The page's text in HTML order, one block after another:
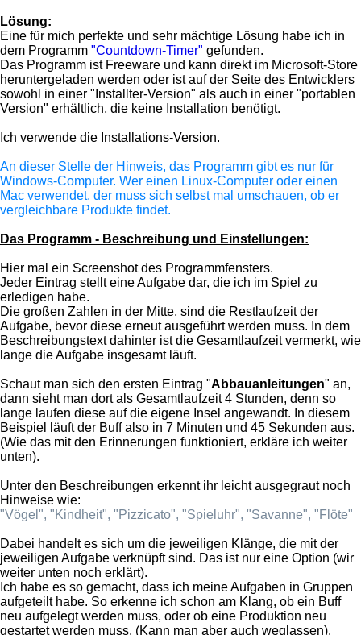
Lösung:
Eine für mich perfekte und sehr mächtige Lösung habe ich in
dem Programm "Countdown-Timer" gefunden.
Das Programm ist Freeware und kann direkt im Microsoft-Store
heruntergeladen werden oder ist auf der Seite des Entwicklers
sowohl in einer "Installter-Version" als auch in einer "portablen
Version" erhältlich, die keine Installation benötigt.
Ich verwende die Installations-Version.
An dieser Stelle der Hinweis, das Programm gibt es nur für
Windows-Computer. Wer einen Linux-Computer oder einen
Mac verwendet, der muss sich selbst mal umschauen, ob er
vergleichbare Produkte findet.
Das Programm - Beschreibung und Einstellungen:
Hier mal ein Screenshot des Programmfensters.
Jeder Eintrag stellt eine Aufgabe dar, die ich im Spiel zu
erledigen habe.
Die großen Zahlen in der Mitte, sind die Restlaufzeit der
Aufgabe, bevor diese erneut ausgeführt werden muss. In dem
Beschreibungstext dahinter ist die Gesamtlaufzeit vermerkt, wie
lange die Aufgabe insgesamt läuft.
Schaut man sich den ersten Eintrag "Abbauanleitungen" an,
dann sieht man dort als Gesamtlaufzeit 4 Stunden, denn so
lange laufen diese auf die eigene Insel angewandt. In diesem
Beispiel läuft der Buff also in 7 Minuten und 45 Sekunden aus.
(Wie das mit den Erinnerungen funktioniert, erkläre ich weiter
unten).
Unter den Beschreibungen erkennt ihr leicht ausgegraut noch
Hinweise wie:
"Vögel", "Kindheit", "Pizzicato", "Spieluhr", "Savanne", "Flöte"
Dabei handelt es sich um die jeweiligen Klänge, die mit der
jeweiligen Aufgabe verknüpft sind. Das ist nur eine Option (wir
weiter unten noch erklärt).
Ich habe es so gemacht, dass ich meine Aufgaben in Gruppen
aufgeteilt habe. So erkenne ich schon am Klang, ob ein Buff
neu aufgelegt werden muss, oder ob eine Produktion neu
gestartet werden muss. (Kann man aber auch weglassen).